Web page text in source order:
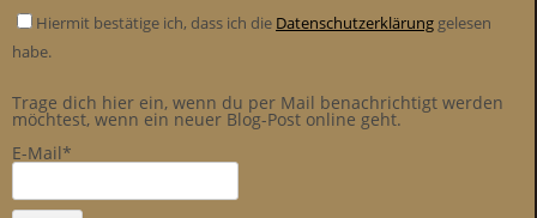
Hiermit bestätige ich, dass ich die Datenschutzerklärung gelesen
habe.
Trage dich hier ein, wenn du per Mail benachrichtigt werden
möchtest, wenn ein neuer Blog-Post online geht.
E-Mail*